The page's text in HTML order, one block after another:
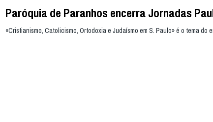
Paróquia de Paranhos encerra Jornadas
«Cristianismo, Catolicismo, Ortodoxia e Judaísmo em S. Paulo» é o tema do